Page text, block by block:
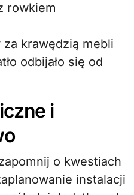
rowkiem
krawędzią mebli
odbijało się od
i
o kwestiach
instalacji